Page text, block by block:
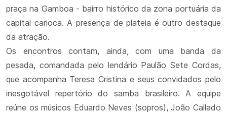
praça na Gamboa - bairro histórico da zona portuária da
capital carioca. A presença de plateia é outro destaque
da atração.
Os encontros contam, ainda, com uma banda da
pesada, comandada pelo lendário Paulão Sete Cordas,
que acompanha Teresa Cristina e seus convidados pelo
inesgotável repertório do samba brasileiro. A equipe
reúne os músicos Eduardo Neves (sopros), João Callado